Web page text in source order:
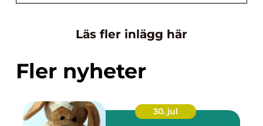
Läs fler inlägg här
Fler nyheter
30. jul